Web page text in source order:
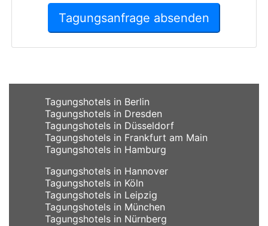
Tagungsanfrage absenden
Tagungshotels in Berlin
Tagungshotels in Dresden
Tagungshotels in Düsseldorf
Tagungshotels in Frankfurt am Main
Tagungshotels in Hamburg
Tagungshotels in Hannover
Tagungshotels in Köln
Tagungshotels in Leipzig
Tagungshotels in München
Tagungshotels in Nürnberg